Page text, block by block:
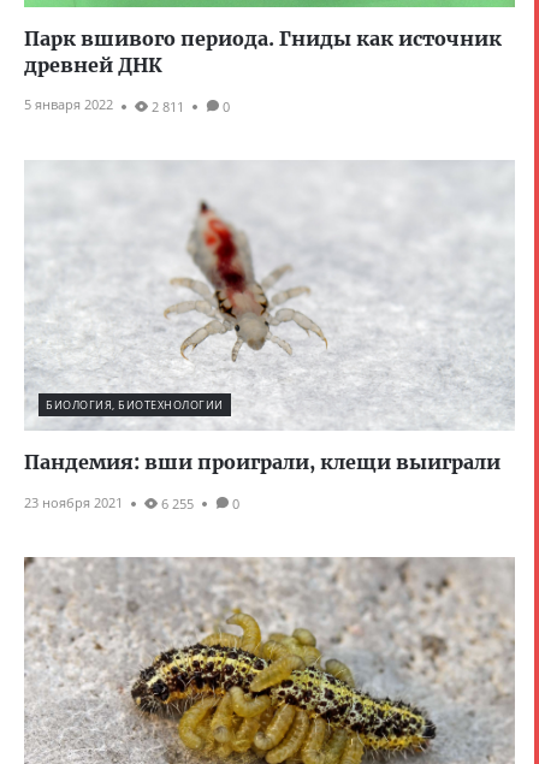
Парк вшивого периода. Гниды как источник
древней ДНК
5 января 2022 2 811 0
БИОЛОГИЯ, БИОТЕХНОЛОГИИ
Пандемия: вши проиграли, клещи выиграли
23 ноября 2021 6 255 0